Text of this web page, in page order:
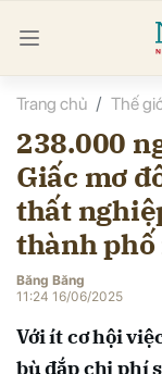
Trang chủ Thế
238.000
Giấc mơ
thất
thành phố
Băng Băng
11:24 16/06/2025
Với ít cơ hội
bù đắp chi phí
luận